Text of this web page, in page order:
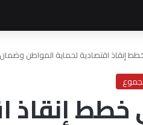
اقتصادية لحماية المواطن وضمان
إنقاذ